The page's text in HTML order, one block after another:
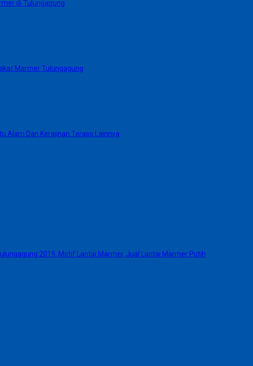
di Tulungagung
Marmer Tulungagung
Alam Dan Kerajinan Teraso Lainnya
2019, Motif Lantai Marmer, Jual Lantai Marmer Putih